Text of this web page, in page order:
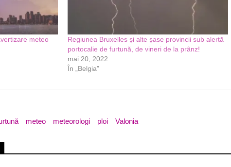
meteo
Regiunea Bruxelles și alte șase provincii sub alertă
portocalie de furtună, de vineri de la prânz!
mai 20, 2022
În „Belgia”
meteo meteorologi ploi Valonia